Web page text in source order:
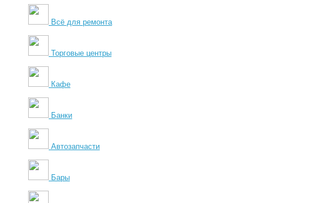
Всё для ремонта
Торговые центры
Кафе
Банки
Автозапчасти
Бары